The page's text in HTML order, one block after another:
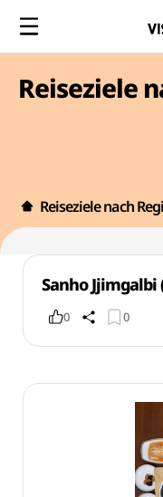
Reiseziele
Reiseziele nach
Sanho Jjimgalbi
0 0